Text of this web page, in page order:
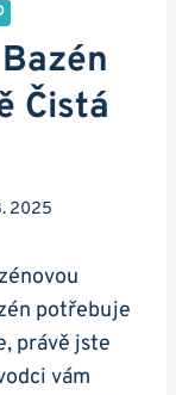
Čistá
2025
potřebuje
právě jste
vám